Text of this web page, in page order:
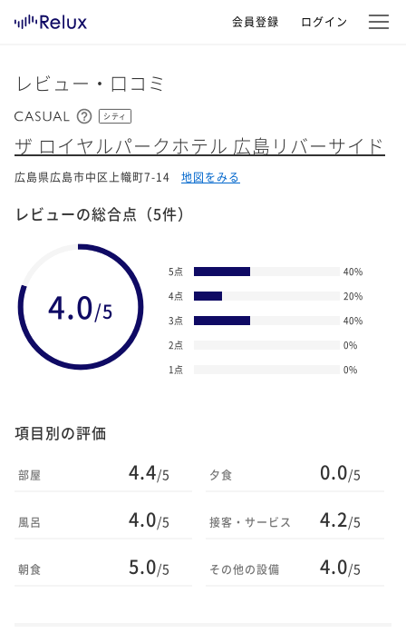
会員登録 ログイン
レビュー・口コミ
シティ
ザ ロイヤルパークホテル 広島リバーサイド
広島県広島市中区上幟町7-14 地図をみる
レビューの総合点 （5件）
4.0/5
5点 40%
4点
20%
3点
40%
2点
0%
1点
0%
項目別の評価
部屋 4.4/5
風呂 4.0/5
朝食 5.0/5
夕食 0.0/5
接客・サービス 4.2/5
その他の設備 4.0/5